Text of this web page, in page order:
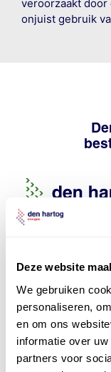
Deze website
We gebruiken
personaliseren,
en om ons
informatie over
partners voor
veroorzaakt
onjuist gebruik